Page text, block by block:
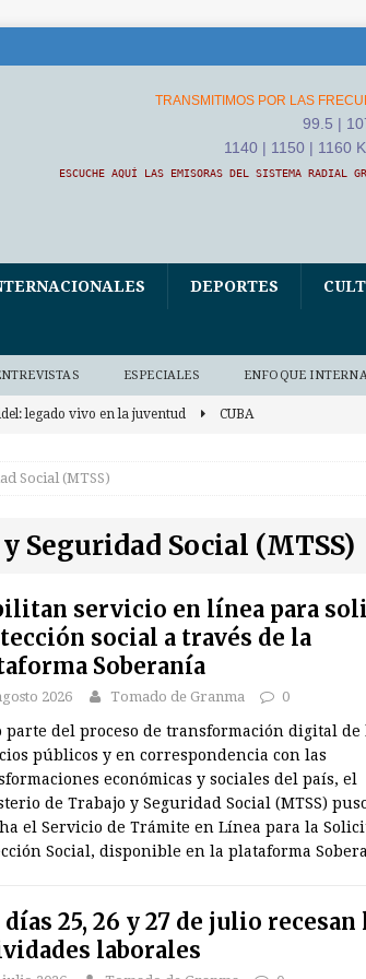
TRANSMITIMOS POR LAS
99.5 |
1140 | 1150 | 1160
ESCUCHE AQUÍ LAS EMISORAS DEL SISTEMA RADIAL
DEPORTES
ESPECIALES ENFOQUE
legado vivo en la juventud CUBA
crecimiento industria de maquinaria de China
condiciona reapertura de Ormuz al fin de amenazas de
fotográfica El Fidel que yo conocí, homenaje de
en Jefe GRANMA
León XIV asistió al Encuentro de Jóvenes Franciscanos
Social (MTSS)
Seguridad Social (MTSS)
servicio en línea para
social a través de la
Soberanía
2026 Tomado de Granma 0
parte del proceso de transformación digital de
públicos y en correspondencia con las
económicas y sociales del país, el
de Trabajo y Seguridad Social (MTSS)
el Servicio de Trámite en Línea para la
Social, disponible en la plataforma
días 25, 26 y 27 de julio recesan
laborales